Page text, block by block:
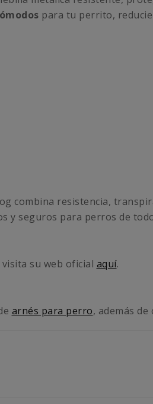
para tu perrito,
combina resistencia,
y seguros para perros de
visita su web oficial aquí.
arnés para perro, además